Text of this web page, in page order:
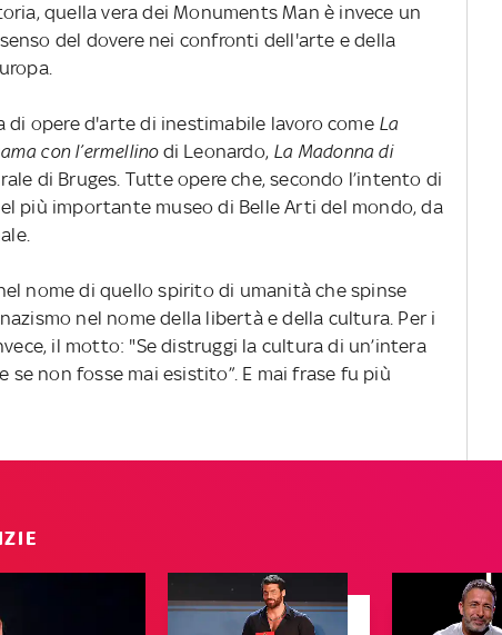
quella vera dei Monuments Man è invece un
del dovere nei confronti dell'arte e della
di opere d'arte di inestimabile lavoro come La
con l’ermellinodi Leonardo, La Madonna di
di Bruges. Tutte opere che, secondo l’intento di
più importante museo di Belle Arti del mondo, da
nome di quello spirito di umanità che spinse
nel nome della libertà e della cultura. Per i
il motto: "Se distruggi la cultura di un’intera
se non fosse mai esistito”. E mai frase fu più